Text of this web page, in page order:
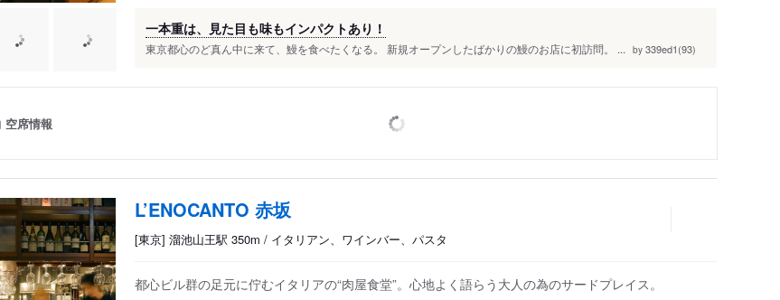
一本重は、見た目も味もインパクトあり！
東京都心のど真ん中に来て、鰻を食べたくなる。 新規オープンしたばかりの鰻のお店に初訪問。 ... by 339ed1(93)
空席情報
L’ENOCANTO 赤坂
[東京] 溜池山王駅 350m / イタリアン、ワインバー、パスタ
都心ビル群の足元に佇むイタリアの“肉屋食堂”。心地よく語らう大人の為のサードプレイス。